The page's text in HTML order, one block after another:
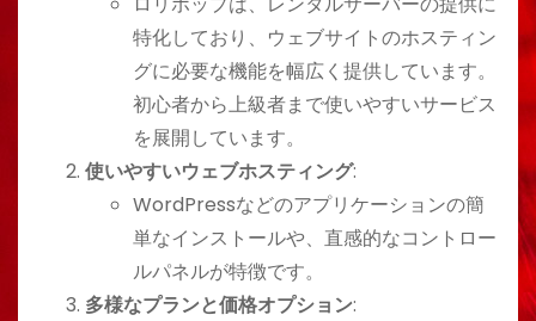
特化しており、ウェブサイトのホスティン
グに必要な機能を幅広く提供しています。
初心者から上級者まで使いやすいサービス
を展開しています。
使いやすいウェブホスティング:
WordPressなどのアプリケーションの簡
単なインストールや、直感的なコントロー
ルパネルが特徴です。
多様なプランと価格オプション: